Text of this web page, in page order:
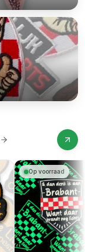
Op voorraad